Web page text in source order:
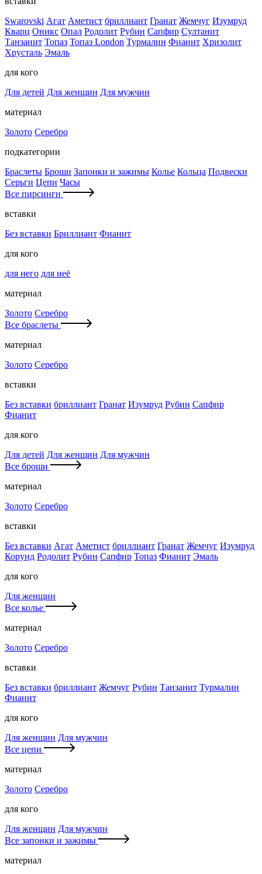
Swarovski Агат Аметист бриллиант Гранат Жемчуг Изумруд
Кварц Оникс Опал Родолит Рубин Сапфир Султанит
Танзанит Топаз Топаз London Турмалин Фианит Хризолит
Хрусталь Эмаль
для кого
Для детей Для женщин Для мужчин
материал
Золото Серебро
подкатегории
Браслеты Броши Запонки и зажимы Колье Кольца Подвески
Серьги Цепи Часы
Все пирсинги
вставки
Без вставки Бриллиант Фианит
для кого
для него для неё
материал
Золото Серебро
Все браслеты
материал
Золото Серебро
вставки
Без вставки бриллиант Гранат Изумруд Рубин Сапфир
Фианит
для кого
Для детей Для женщин Для мужчин
Все броши
материал
Золото Серебро
вставки
Без вставки Агат Аметист бриллиант Гранат Жемчуг Изумруд
Корунд Родолит Рубин Сапфир Топаз Фианит Эмаль
для кого
Для женщин
Все колье
материал
Золото Серебро
вставки
Без вставки бриллиант Жемчуг Рубин Танзанит Турмалин
Фианит
для кого
Для женщин Для мужчин
Все цепи
материал
Золото Серебро
для кого
Для женщин Для мужчин
Все запонки и зажимы
материал